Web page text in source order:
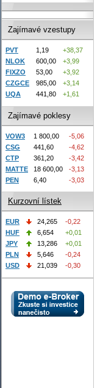
Zajímavé vzestupy
PVT 1,19
+38,37
NLOK
600,00
+3,99
FIXZO
53,00
+3,92
CZGCE
985,00
+3,14
UQA
441,80 +1,61
Zajímavé poklesy
VOW3 1 800,00
-5,06
CSG
441,60
-4,62
CTP
361,20
-3,42
MATTE
18 600,00
-3,13
PEN
6,40 -3,03
Kurzovní lístek
EUR 24,265
-0,22
HUF
6,654
+0,01
JPY
13,286
+0,01
PLN
5,646
-0,24
USD
21,039 -0,30